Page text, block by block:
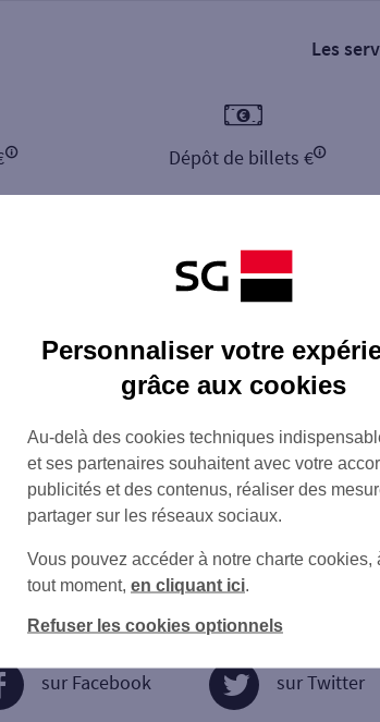
Les
Dépôt de billets €
sur Facebook sur Twitter
Personnaliser votre
grâce aux cookies
Au-delà des cookies techniques
et ses partenaires souhaitent avec votre
publicités et des contenus, réaliser des
partager sur les réseaux sociaux.
Vous pouvez accéder à notre charte
tout moment, en cliquant ici
Refuser les cookies optionnels